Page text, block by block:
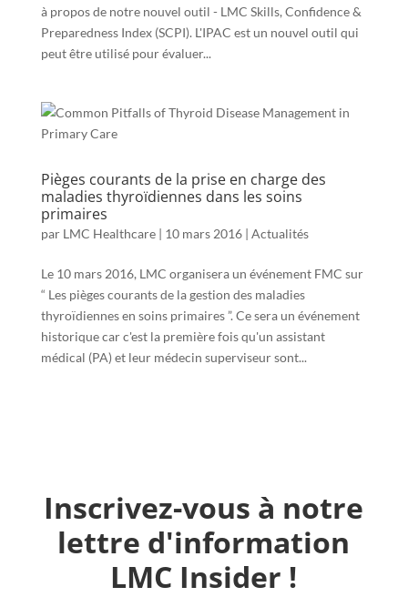
à propos de notre nouvel outil - LMC Skills, Confidence &
Preparedness Index (SCPI). L'IPAC est un nouvel outil qui
peut être utilisé pour évaluer...
Pièges courants de la prise en charge des
maladies thyroïdiennes dans les soins
primaires
par LMC Healthcare| 10 mars 2016| Actualités
Le 10 mars 2016, LMC organisera un événement FMC sur
“ Les pièges courants de la gestion des maladies
thyroïdiennes en soins primaires ”. Ce sera un événement
historique car c'est la première fois qu'un assistant
médical (PA) et leur médecin superviseur sont...
Inscrivez-vous à notre
lettre d'information
LMC Insider !